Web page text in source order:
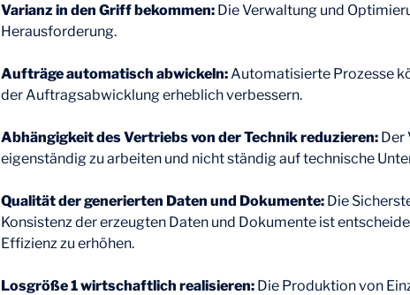
Varianz in den Griff bekommen: Die Verwaltung und
Herausforderung.
Aufträge automatisch abwickeln: Automatisierte Prozesse
der Auftragsabwicklung erheblich verbessern.
Abhängigkeit des Vertriebs von der Technik reduzieren: Der
eigenständig zu arbeiten und nicht ständig auf technische
Qualität der generierten Daten und Dokumente: Die
Konsistenz der erzeugten Daten und Dokumente ist
Effizienz zu erhöhen.
Losgröße 1 wirtschaftlich realisieren: Die Produktion von